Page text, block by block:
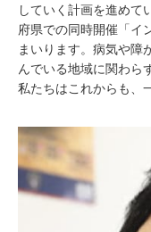
していく計画を進めて
府県での同時開催「イ
まいります。病気や障
んでいる地域に関わら
私たちはこれからも、